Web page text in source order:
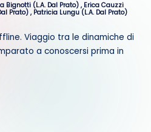
Bignotti (L.A. Dal Prato) , Erica Cauzzi
Prato) , Patricia Lungu (L.A. Dal Prato)
Viaggio tra le dinamiche di
a conoscersi prima in